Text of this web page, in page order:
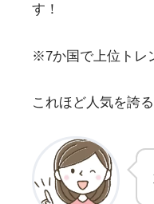
す！
※7か国で上位トレ
これほど人気を誇る